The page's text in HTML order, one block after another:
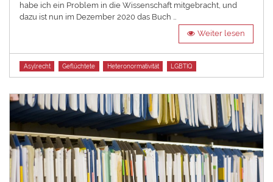
habe ich ein Problem in die Wissenschaft mitgebracht, und
dazu ist nun im Dezember 2020 das Buch …
Weiter lesen
Tags
Asylrecht Geflüchtete Heteronormativität LGBTIQ